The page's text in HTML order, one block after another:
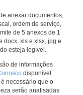
anexar documentos,
ordem de serviço,
de 5 anexos de 1
docx, xls e xlsx, jpg e
esteja legível.
de informações
disponível
necessário que o
serão analisadas